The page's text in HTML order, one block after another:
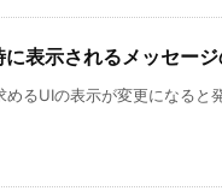
表示されるメッセー
るUIの表示が変更になると